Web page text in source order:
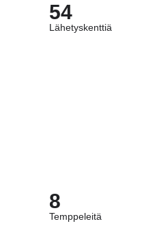
54
Lähetyskenttiä
8
Temppeleitä